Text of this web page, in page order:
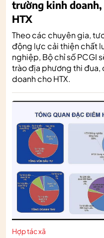
trường kinh
HTX
Theo các chuyên gia,
động lực cải thiện chất
nghiệp, Bộ chỉ số PCGI
trào địa phương thi đua,
doanh cho HTX.
Hợp tác xã